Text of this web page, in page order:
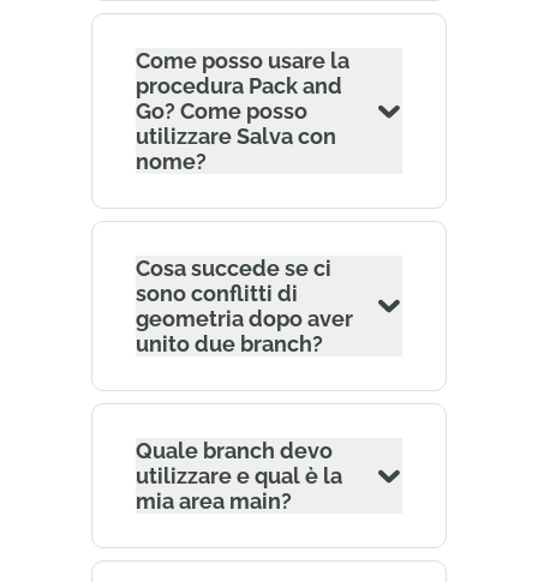
Come posso usare la
procedura Pack and
Go? Come posso
utilizzare Salva con
nome?
Cosa succede se ci
sono conflitti di
geometria dopo aver
unito due branch?
Quale branch devo
utilizzare e qual è la
mia area main?